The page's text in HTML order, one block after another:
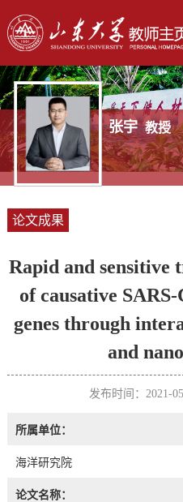
张宇 教授
论文成果
Rapid and sensitive
of causative
genes through
and
发布时间：2021-
所属单位：
海洋研究院
论文名称：